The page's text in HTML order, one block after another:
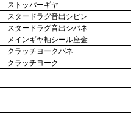
ストッパーギヤ
スタードラグ音出シピン
スタードラグ音出シバネ
メインギヤ軸シール座金
クラッチヨークバネ
クラッチヨーク